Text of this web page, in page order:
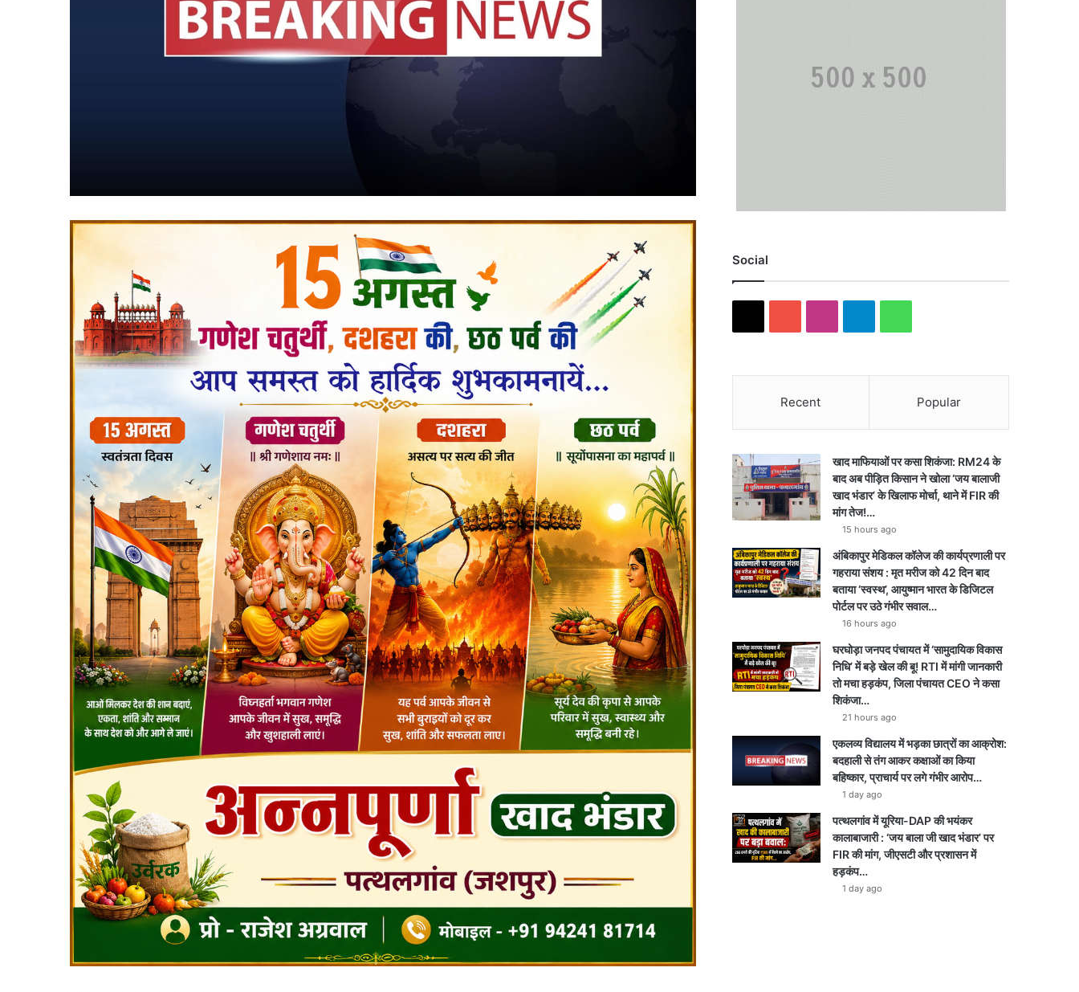
Social
Recent Popular
खाद माफियाओं पर कसा शिकंजा: RM24 के
बाद अब पीड़ित किसान ने खोला ‘जय बालाजी
खाद भंडार’ के खिलाफ मोर्चा, थाने में FIR की
मांग तेज!…
15 hours ago
अंबिकापुर मेडिकल कॉलेज की कार्यप्रणाली पर
गहराया संशय : मृत मरीज को 42 दिन बाद
बताया ‘स्वस्थ’, आयुष्मान भारत के डिजिटल
पोर्टल पर उठे गंभीर सवाल…
16 hours ago
घरघोड़ा जनपद पंचायत में ‘सामुदायिक विकास
निधि’ में बड़े खेल की बू! RTI में मांगी जानकारी
तो मचा हड़कंप, जिला पंचायत CEO ने कसा
शिकंजा…
21 hours ago
एकलव्य विद्यालय में भड़का छात्रों का आक्रोश:
बदहाली से तंग आकर कक्षाओं का किया
बहिष्कार, प्राचार्य पर लगे गंभीर आरोप…
1 day ago
पत्थलगांव में यूरिया-DAP की भयंकर
कालाबाजारी : ‘जय बाला जी खाद भंडार’ पर
FIR की मांग, जीएसटी और प्रशासन में
हड़कंप…
1 day ago